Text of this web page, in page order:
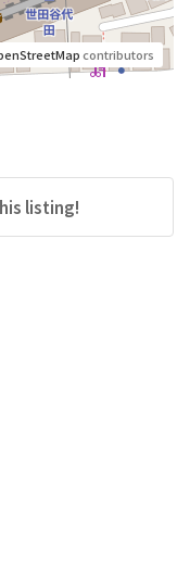
contributors
listing!